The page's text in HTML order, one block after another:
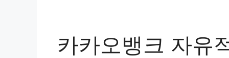
카카오뱅크 자유